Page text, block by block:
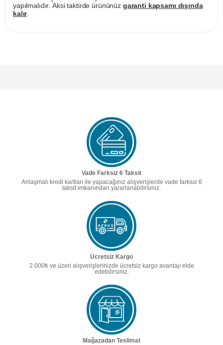
yapılmalıdır. Aksi taktirde ürününüz garanti kapsamı dışında
kalır.
Vade Farksız 6 Taksit
Anlaşmalı kredi kartları ile yapacağınız alışverişlerde vade farksız 6
taksit imkanından yararlanabilirsiniz.
Ücretsiz Kargo
2.000₺ ve üzeri alışverişlerinizde ücretsiz kargo avantajı elde
edebilirsiniz.
Mağazadan Teslimat